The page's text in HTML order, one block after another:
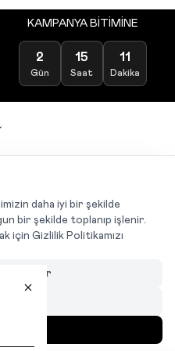
KAMPANYA BİTİMİNE
2
Gün
15
Saat
11
Dakika
daha iyi bir şekilde
bir şekilde toplanıp işlenir.
için Gizlilik Politikamızı
Özelleştir